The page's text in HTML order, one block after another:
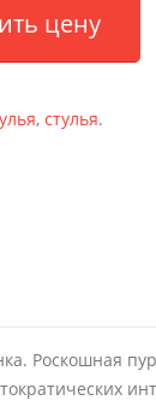
цену
, стулья.
Роскошная